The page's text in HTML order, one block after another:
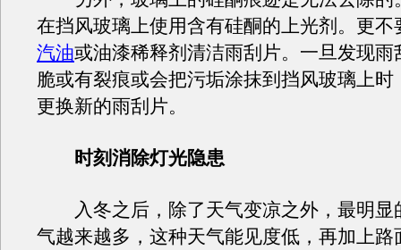
在挡风玻璃上使用含有硅酮的上光剂。更不
汽油或油漆稀释剂清洁雨刮片。一旦发现雨
脆或有裂痕或会把污垢涂抹到挡风玻璃上时
更换新的雨刮片。
时刻消除灯光隐患
入冬之后，除了天气变凉之外，最明显
气越来越多，这种天气能见度低，再加上路